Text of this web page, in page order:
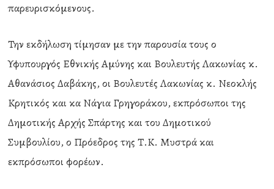
παρευρισκόμενους.
Την εκδήλωση τίμησαν με την παρουσία τους ο
Υφυπουργός Εθνικής Αμύνης και Βουλευτής Λακωνίας κ.
Αθανάσιος Δαβάκης, οι Βουλευτές Λακωνίας κ. Νεοκλής
Κρητικός και κα Νάγια Γρηγοράκου, εκπρόσωποι της
Δημοτικής Αρχής Σπάρτης και του Δημοτικού
Συμβουλίου, ο Πρόεδρος της Τ.Κ. Μυστρά και
εκπρόσωποι φορέων.